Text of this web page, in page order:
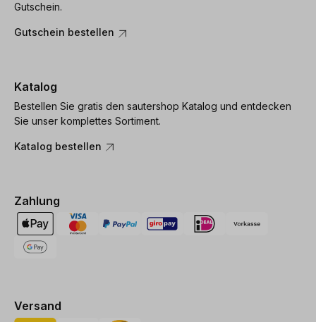
Gutschein.
Gutschein bestellen
Katalog
Bestellen Sie gratis den sautershop Katalog und entdecken
Sie unser komplettes Sortiment.
Katalog bestellen
Zahlung
Versand